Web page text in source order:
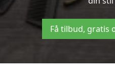
Få tilbud, gratis